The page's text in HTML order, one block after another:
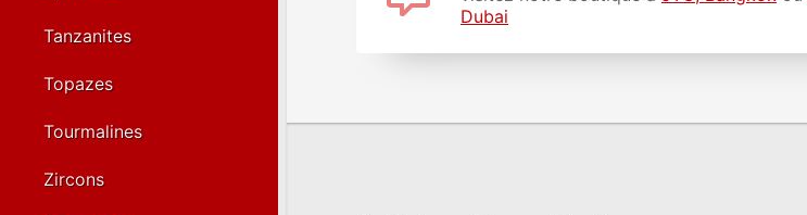
Dubai
Tanzanites
Topazes
Tourmalines
Zircons